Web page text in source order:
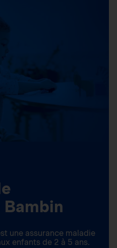
une assurance maladie
enfants de 2 à 5 ans.